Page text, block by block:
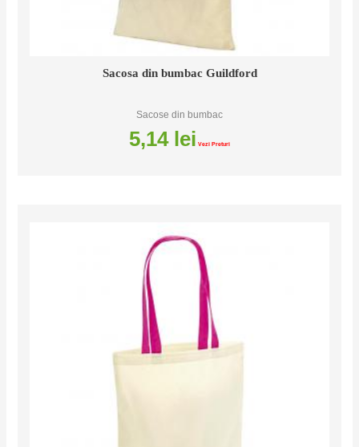
Sacosa din bumbac Guildford
Sacose din bumbac
5,14 lei Vezi Preturi